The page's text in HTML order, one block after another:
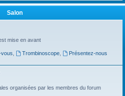
Salon
mise en avant
Trombinoscope,
Présentez-nous
organisées par les membres du forum